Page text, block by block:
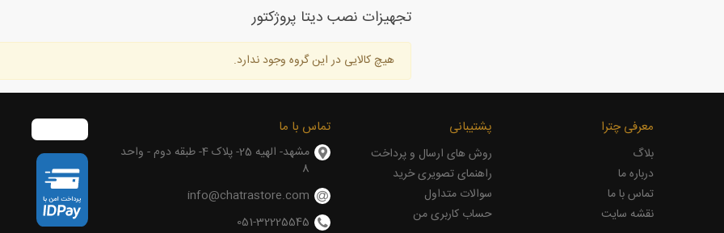
تجهیزات نصب دیتا پروژکتور
هیچ کالایی در این گروه وجود ندارد.
معرفی چترا
بلاگ
درباره ما
تماس با ما
نقشه سایت
پشتیبانی
روش های ارسال و پرداخت
راهنمای تصویری خرید
سوالات متداول
حساب کاربری من
تماس با ما
مشهد- الهیه 25- پلاک 4- طبقه دوم - واحد
8
info@chatrastore.com
051-32225545